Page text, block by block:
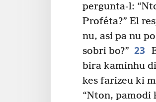
pergunta-l:
Proféta?” El
nu, asi pa nu
sobri bo?” 23
bira kaminhu
kes farizeu ki
“Nton, pamodi